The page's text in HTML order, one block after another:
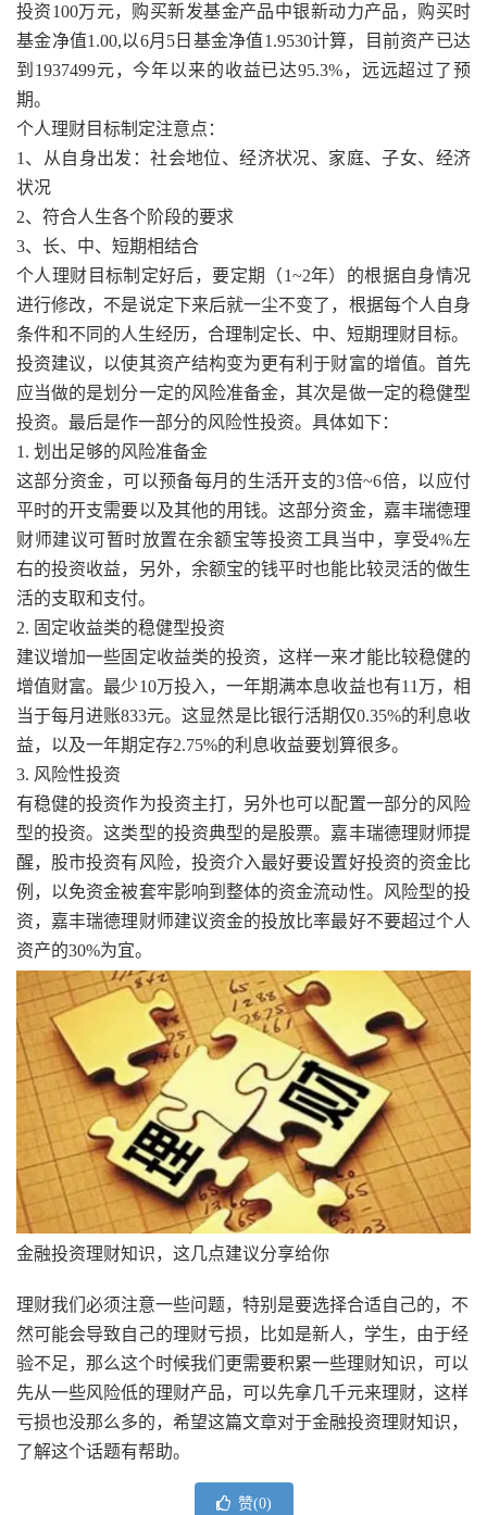
投资100万元，购买新发基金产品中银新动力产品，购买时
基金净值1.00,以6月5日基金净值1.9530计算，目前资产已达
到1937499元，今年以来的收益已达95.3%，远远超过了预
期。
个人理财目标制定注意点：
1、从自身出发：社会地位、经济状况、家庭、子女、经济
状况
2、符合人生各个阶段的要求
3、长、中、短期相结合
个人理财目标制定好后，要定期（1~2年）的根据自身情况
进行修改，不是说定下来后就一尘不变了，根据每个人自身
条件和不同的人生经历，合理制定长、中、短期理财目标。
投资建议，以使其资产结构变为更有利于财富的增值。首先
应当做的是划分一定的风险准备金，其次是做一定的稳健型
投资。最后是作一部分的风险性投资。具体如下：
1. 划出足够的风险准备金
这部分资金，可以预备每月的生活开支的3倍~6倍，以应付
平时的开支需要以及其他的用钱。这部分资金，嘉丰瑞德理
财师建议可暂时放置在余额宝等投资工具当中，享受4%左
右的投资收益，另外，余额宝的钱平时也能比较灵活的做生
活的支取和支付。
2. 固定收益类的稳健型投资
建议增加一些固定收益类的投资，这样一来才能比较稳健的
增值财富。最少10万投入，一年期满本息收益也有11万，相
当于每月进账833元。这显然是比银行活期仅0.35%的利息收
益，以及一年期定存2.75%的利息收益要划算很多。
3. 风险性投资
有稳健的投资作为投资主打，另外也可以配置一部分的风险
型的投资。这类型的投资典型的是股票。嘉丰瑞德理财师提
醒，股市投资有风险，投资介入最好要设置好投资的资金比
例，以免资金被套牢影响到整体的资金流动性。风险型的投
资，嘉丰瑞德理财师建议资金的投放比率最好不要超过个人
资产的30%为宜。
金融投资理财知识，这几点建议分享给你
理财我们必须注意一些问题，特别是要选择合适自己的，不
然可能会导致自己的理财亏损，比如是新人，学生，由于经
验不足，那么这个时候我们更需要积累一些理财知识，可以
先从一些风险低的理财产品，可以先拿几千元来理财，这样
亏损也没那么多的，希望这篇文章对于金融投资理财知识，
了解这个话题有帮助。
赞(0)